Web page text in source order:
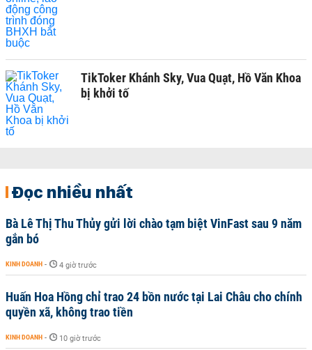
TikToker Khánh Sky, Vua Quạt, Hồ Văn Khoa
bị khởi tố
Đọc nhiều nhất
Bà Lê Thị Thu Thủy gửi lời chào tạm biệt VinFast sau 9 năm
gắn bó
KINH DOANH - 4 giờ trước
Huấn Hoa Hồng chỉ trao 24 bồn nước tại Lai Châu cho chính
quyền xã, không trao tiền
KINH DOANH - 10 giờ trước